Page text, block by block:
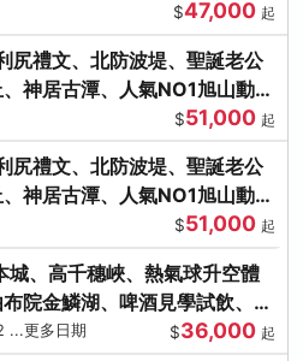
$47,000 起
尻禮文、北防波堤、聖誕老公
神居古潭、人氣NO1旭山動物
$51,000 起
尻禮文、北防波堤、聖誕老公
神居古潭、人氣NO1旭山動物
$51,000 起
城、高千穗峽、熱氣球升空體
院金鱗湖、啤酒見學試飲、豪
...更多日期 $36,000 起